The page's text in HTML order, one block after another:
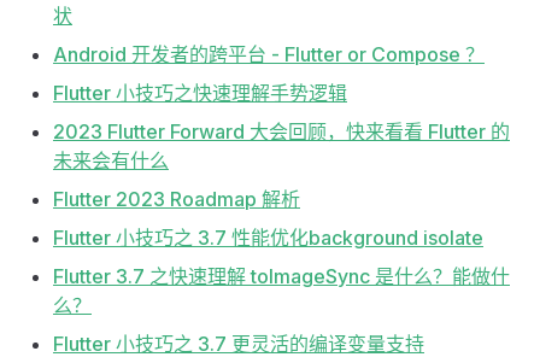
状
Android 开发者的跨平台 - Flutter or Compose ？
Flutter 小技巧之快速理解手势逻辑
2023 Flutter Forward 大会回顾，快来看看 Flutter 的
未来会有什么
Flutter 2023 Roadmap 解析
Flutter 小技巧之 3.7 性能优化background isolate
Flutter 3.7 之快速理解 toImageSync 是什么？能做什
么？
Flutter 小技巧之 3.7 更灵活的编译变量支持